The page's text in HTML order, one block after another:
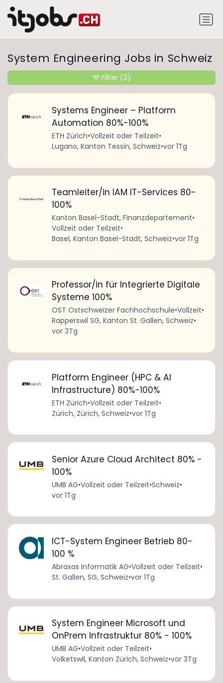
System Engineering Jobs in Schweiz
Systems Engineer – Platform
Automation 80%-100%
ETH Zürich•Vollzeit oder Teilzeit•
Lugano, Kanton Tessin, Schweiz•vor 1Tg
Teamleiter/in IAM IT-Services 80-
100%
Kanton Basel-Stadt, Finanzdepartement•
Vollzeit oder Teilzeit•
Basel, Kanton Basel-Stadt, Schweiz•vor 1Tg
Professor/in für Integrierte Digitale
Systeme 100%
OST Ostschweizer Fachhochschule•Vollzeit•
Rapperswil SG, Kanton St. Gallen, Schweiz•
vor 3Tg
Platform Engineer (HPC & AI
Infrastructure) 80%-100%
ETH Zürich•Vollzeit oder Teilzeit•
Zürich, Zürich, Schweiz•vor 1Tg
Senior Azure Cloud Architect 80% -
100%
UMB AG•Vollzeit oder Teilzeit•Schweiz•
vor 1Tg
ICT-System Engineer Betrieb 80-
100 %
Abraxas Informatik AG•Vollzeit oder Teilzeit•
St. Gallen, SG, Schweiz•vor 1Tg
System Engineer Microsoft und
OnPrem Infrastruktur 80% - 100%
UMB AG•Vollzeit oder Teilzeit•
Volketswil, Kanton Zürich, Schweiz•vor 3Tg
Filter (2)